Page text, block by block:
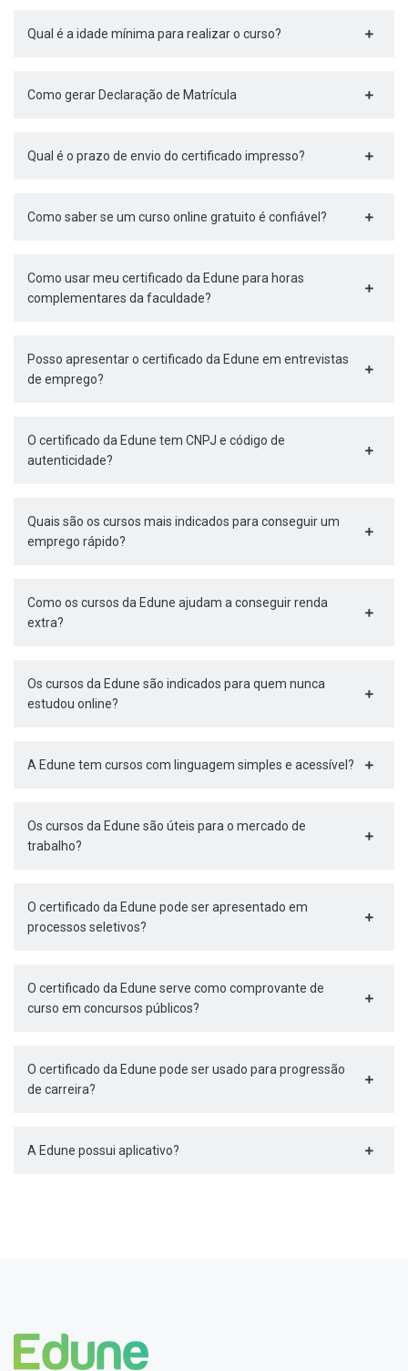
Qual é a idade mínima para realizar o curso?
Como gerar Declaração de Matrícula
Qual é o prazo de envio do certificado impresso?
Como saber se um curso online gratuito é confiável?
Como usar meu certificado da Edune para horas
complementares da faculdade?
Posso apresentar o certificado da Edune em entrevistas
de emprego?
O certificado da Edune tem CNPJ e código de
autenticidade?
Quais são os cursos mais indicados para conseguir um
emprego rápido?
Como os cursos da Edune ajudam a conseguir renda
extra?
Os cursos da Edune são indicados para quem nunca
estudou online?
A Edune tem cursos com linguagem simples e acessível?
Os cursos da Edune são úteis para o mercado de
trabalho?
O certificado da Edune pode ser apresentado em
processos seletivos?
O certificado da Edune serve como comprovante de
curso em concursos públicos?
O certificado da Edune pode ser usado para progressão
de carreira?
A Edune possui aplicativo?